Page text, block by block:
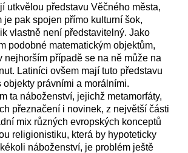
utkvělou představu Věčného města,
je pak spojen přímo kulturní šok,
vlastně není představitelný. Jako
podobné matematickým objektům,
nejhorším případě se na ně může na
Latiníci ovšem mají tuto představu
právními a morálními.
ta náboženství, jejichž metamorfáty,
přeznačení i novinek, z největší části
mix různých evropských konceptů
religionistiku, která by hypoteticky
náboženství, je problém ještě